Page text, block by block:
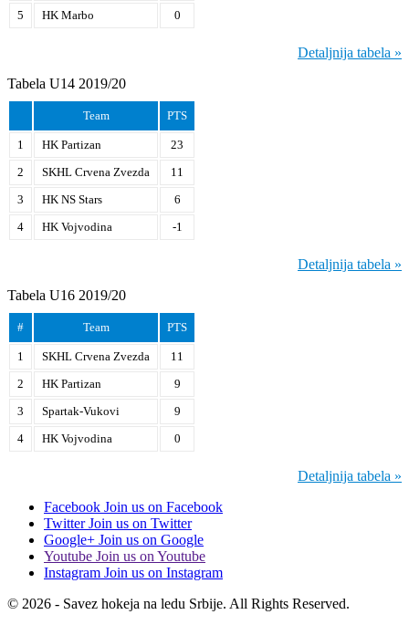
5
HK Marbo 0
Detaljnija tabela »
Tabela U14 2019/20
Team PTS
1 HK Partizan
23
2
SKHL Crvena Zvezda
11
3
HK NS Stars
6
4
HK Vojvodina -1
Detaljnija tabela »
Tabela U16 2019/20
# Team PTS
1 SKHL Crvena Zvezda
11
2
HK Partizan
9
3
Spartak-Vukovi
9
4
HK Vojvodina 0
Detaljnija tabela »
Facebook Join us on Facebook
Twitter Join us on Twitter
Google+ Join us on Google
Youtube Join us on Youtube
Instagram Join us on Instagram
© 2026 - Savez hokeja na ledu Srbije. All Rights Reserved.